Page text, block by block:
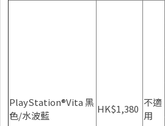
PlayStation®Vita 黑
色/水波藍
HK$1,380
不適
用